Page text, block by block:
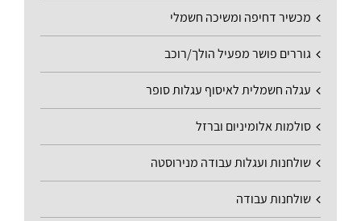
מכשיר דחיפה ומשיכה חשמלי
גוררים פושר מפעיל הולך/רוכב
עגלה חשמלית לאיסוף עגלות סופר
סולמות אלומיניום וברזל
שולחנות ועגלות עבודה מנירוסטה
שולחנות עבודה